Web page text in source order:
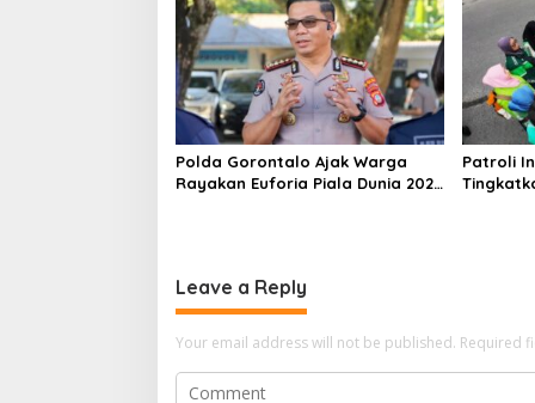
Polda Gorontalo Ajak Warga
Rayakan Euforia Piala Dunia 2026
Patroli
Leave a Reply
Your email address will not be published. Required